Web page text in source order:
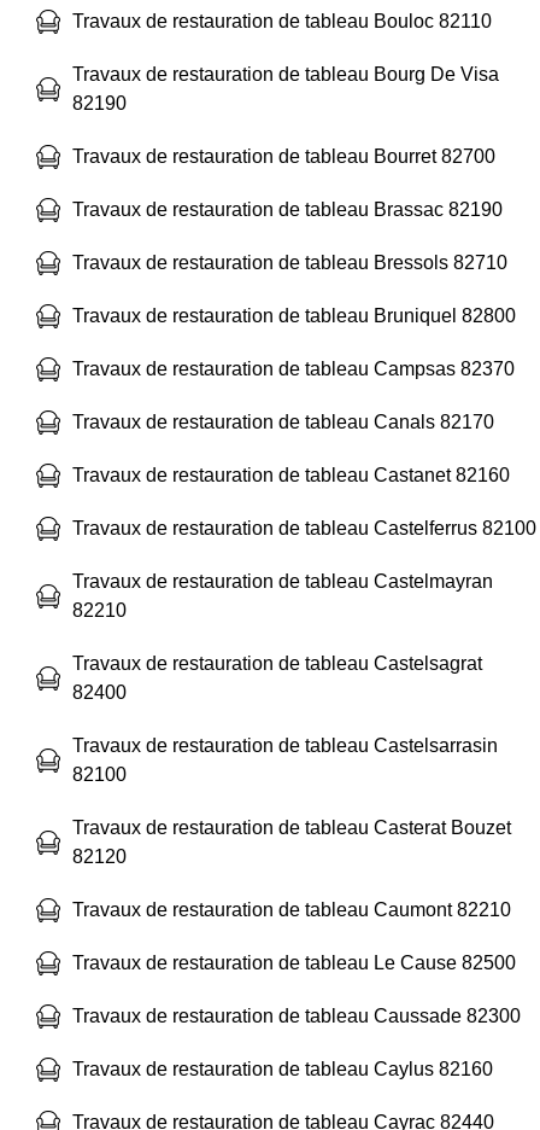
Travaux de restauration de tableau Bouloc 82110
Travaux de restauration de tableau Bourg De Visa
82190
Travaux de restauration de tableau Bourret 82700
Travaux de restauration de tableau Brassac 82190
Travaux de restauration de tableau Bressols 82710
Travaux de restauration de tableau Bruniquel 82800
Travaux de restauration de tableau Campsas 82370
Travaux de restauration de tableau Canals 82170
Travaux de restauration de tableau Castanet 82160
Travaux de restauration de tableau Castelferrus 82100
Travaux de restauration de tableau Castelmayran
82210
Travaux de restauration de tableau Castelsagrat
82400
Travaux de restauration de tableau Castelsarrasin
82100
Travaux de restauration de tableau Casterat Bouzet
82120
Travaux de restauration de tableau Caumont 82210
Travaux de restauration de tableau Le Cause 82500
Travaux de restauration de tableau Caussade 82300
Travaux de restauration de tableau Caylus 82160
Travaux de restauration de tableau Cayrac 82440